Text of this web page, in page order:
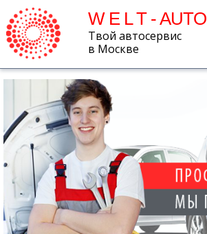
W E L T - AUTO
Твой автосервис
в Москве